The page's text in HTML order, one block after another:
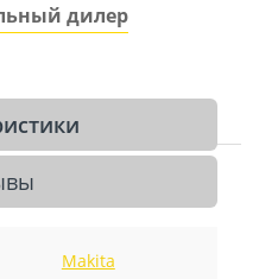
дилер
Makita